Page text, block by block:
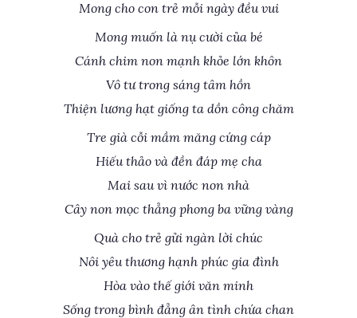
Mong cho con trẻ mỗi ngày đều vui
Mong muốn là nụ cười của bé
Cánh chim non mạnh khỏe lớn khôn
Vô tư trong sáng tâm hồn
Thiện lương hạt giống ta dồn công chăm
Tre già cỗi mầm măng cứng cáp
Hiếu thảo và đền đáp mẹ cha
Mai sau vì nước non nhà
Cây non mọc thẳng phong ba vững vàng
Quà cho trẻ gửi ngàn lời chúc
Nôi yêu thương hạnh phúc gia đình
Hòa vào thế giới văn minh
Sống trong bình đẳng ân tình chứa chan